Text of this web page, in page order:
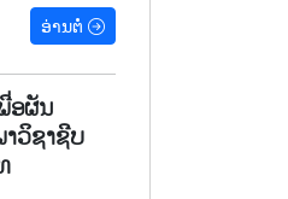
ອ່ານຕໍ່
ອຜັນ
ວິຊາຊີບ